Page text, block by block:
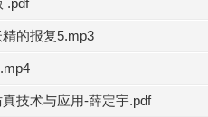
.pdf
精的报复5.mp3
技术与应用-薛定宇.pdf